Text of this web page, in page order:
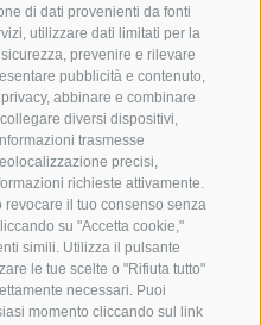
di dati provenienti da fonti
utilizzare dati limitati per la
prevenire e rilevare
pubblicità e contenuto,
abbinare e combinare
diversi dispositivi,
trasmesse
precisi,
richieste attivamente.
il tuo consenso senza
su "Accetta cookie,"
simili. Utilizza il pulsante
le tue scelte o "Rifiuta tutto"
necessari. Puoi
momento cliccando sul link
vicino al centro di Brunico
alla tradizione
nella natura a due